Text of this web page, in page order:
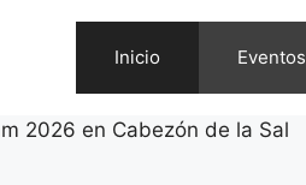
Inicio Eventos
2026 en Cabezón de la Sal